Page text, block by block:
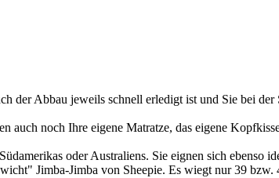
der Abbau jeweils schnell erledigt ist und Sie bei der
noch Ihre eigene Matratze, das eigene
oder Australiens. Sie eignen sich ebenso
Jimba-Jimba von Sheepie. Es wiegt nur 39 bzw.